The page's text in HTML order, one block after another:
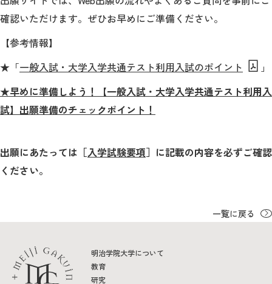
2026年9月入学者向け 新入生サイト
MGグッズ オンラインショップ
確認いただけます。ぜひお早めにご準備ください。
【参考情報】
★「一般入試・大学入学共通テスト利用入試のポイント
」
★早めに準備しよう！【一般入試・大学入学共通テスト利用入
試】出願準備のチェックポイント！
出願にあたっては［入学試験要項］に記載の内容を必ずご確認
ください。
一覧に戻る
明治学院大学について
教育
研究